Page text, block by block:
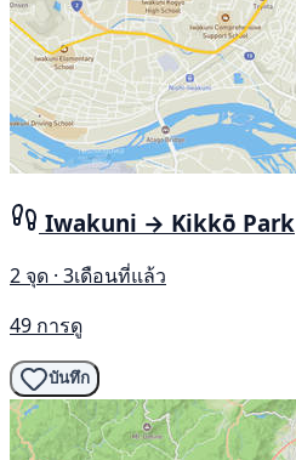
Iwakuni → Kikkō Park
2 จุด · 3เดือนที่แล้ว
49 การดู
บันทึก